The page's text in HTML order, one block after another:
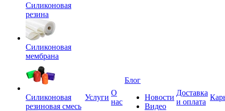
Силиконовая
резина
Силиконовая
мембрана
Силиконовая
резиновая смесь
Услуги
О
нас
Блог
Новости
Видео
Доставка
и оплата